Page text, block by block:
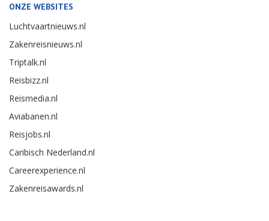
ONZE WEBSITES
Luchtvaartnieuws.nl
Zakenreisnieuws.nl
Triptalk.nl
Reisbizz.nl
Reismedia.nl
Aviabanen.nl
Reisjobs.nl
Caribisch Nederland.nl
Careerexperience.nl
Zakenreisawards.nl